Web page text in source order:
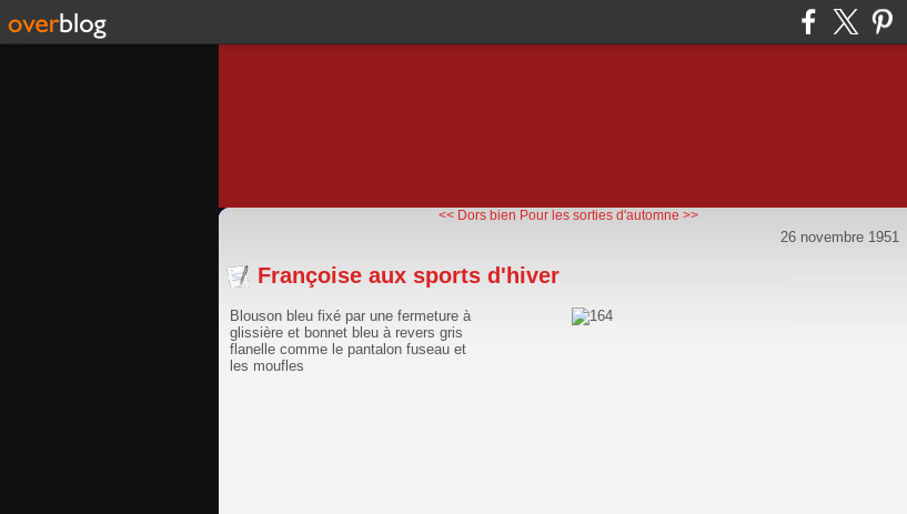
<< Dors bien Pour les sorties d'automne >>
26 novembre 1951
Françoise aux sports d'hiver
Blouson bleu fixé par une fermeture à
glissière et bonnet bleu à revers gris
flanelle comme le pantalon fuseau et
les moufles